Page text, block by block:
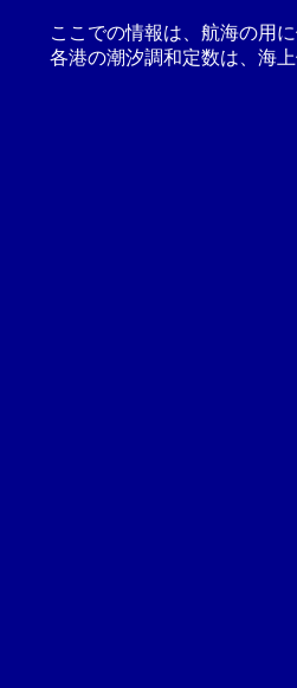
ここでの情報は、航海の用
各港の潮汐調和定数は、海